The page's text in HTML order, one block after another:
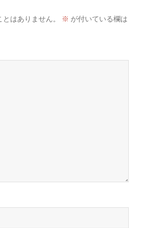
はありません。 ※ が付いている欄は